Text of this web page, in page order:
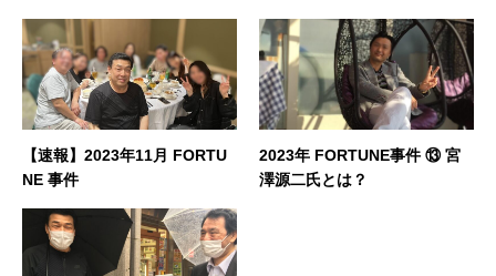
【速報】2023年11月 FORTU
NE 事件
2023年 FORTUNE事件 ⑬ 宮
澤源二氏とは？